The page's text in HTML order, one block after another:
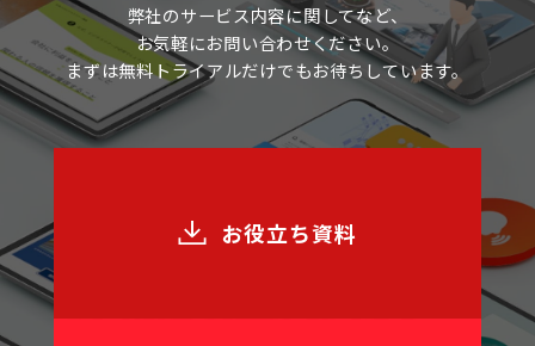
弊社のサービス内容に関してなど、
お気軽にお問い合わせください。
まずは無料トライアルだけでもお待ちしています。
お役立ち資料